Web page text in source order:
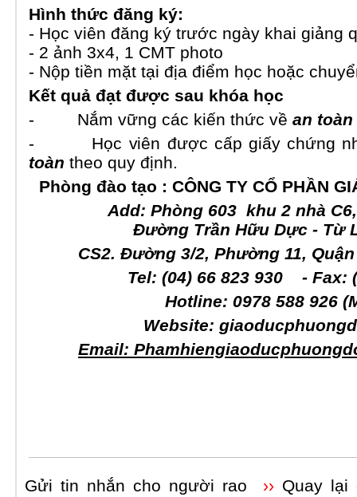
Hình thức đăng ký:
- Học viên đăng ký trước ngày khai giảng
- 2 ảnh 3x4, 1 CMT photo
- Nộp tiền mặt tại địa điểm học hoặc
Kết quả đạt được sau khóa học
- Nắm vững các kiến thức về an
- Học viên được cấp giấy chứng
toàn theo quy định.
Phòng đào tạo : CÔNG TY CỔ PHẦN
Add: Phòng 603 khu 2 nhà
Đường Trần Hữu Dực - Từ
CS2. Đường 3/2, Phường 11,
Tel: (04) 66 823 930 - Fax:
Hotline: 0978 588 926
Website:
Email:
Gửi tin nhắn cho người rao ›› Quay lại